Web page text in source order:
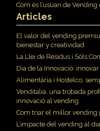
Com és l’usuari de
Articles
El valor del vending
bienestar y creatividad
La Llei de Residus i Sòls
Dia de la Innovació:
Alimentària i Hostelco,
Venditalia, una trobada
innovació al vending
Com triar el millor vending
L’impacte del vending al